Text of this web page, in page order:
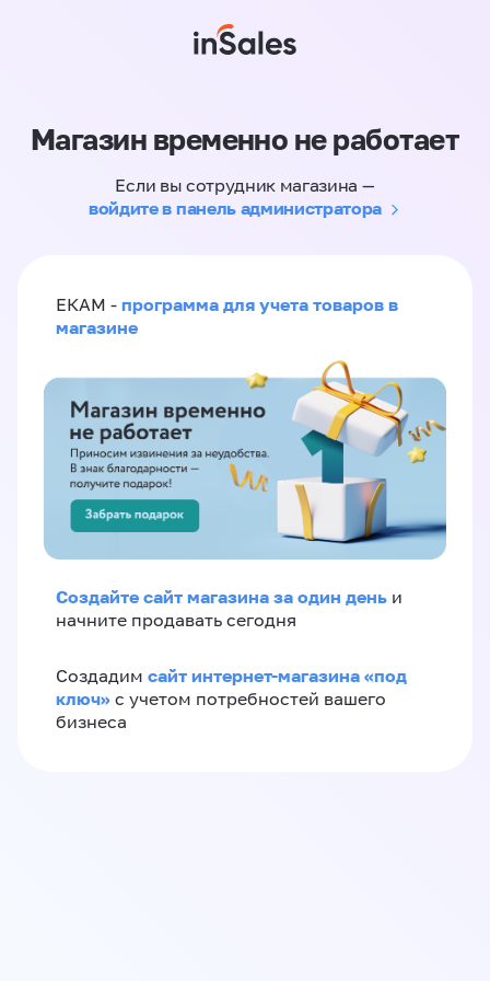
Магазин временно не работает
Если вы сотрудник магазина —
войдите в панель администратора
ЕКАМ - программа для учета товаров в
магазине
Создайте сайт магазина за один день и
начните продавать сегодня
Создадим сайт интернет-магазина «под
ключ» с учетом потребностей вашего
бизнеса